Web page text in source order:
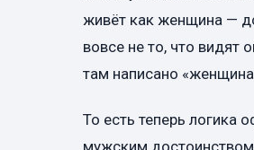
живёт как женщина —
вовсе не то, что видят
там написано
То есть теперь логика